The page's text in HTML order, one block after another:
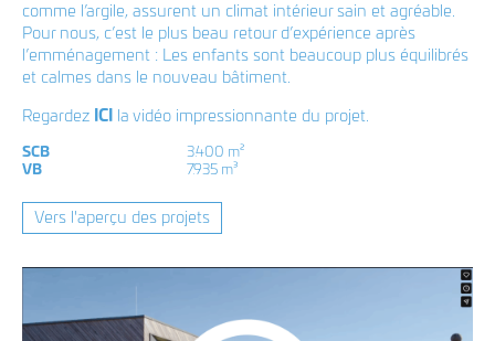
Plan d'accès Rambrouch
comme l’argile, assurent un climat intérieur sain et agréable.
Pour nous, c’est le plus beau retour d’expérience après
l’emménagement : Les enfants sont beaucoup plus équilibrés
et calmes dans le nouveau bâtiment.
Regardez ICI la vidéo impressionnante du projet.
SCB
VB
3.400 m²
7.935 m³
Vers l'aperçu des projets